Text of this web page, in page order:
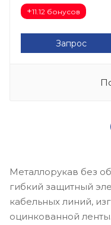
+11.12 бонусов
Запрос
Металлорукав без
гибкий защитный
кабельных линий,
оцинкованной